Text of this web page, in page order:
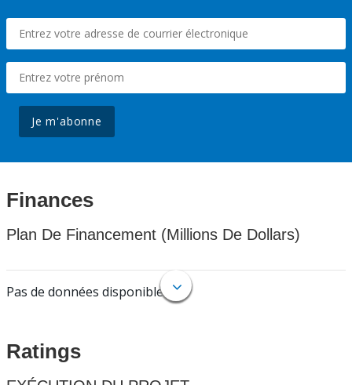
Je m'abonne
Finances
Plan De Financement (Millions De Dollars)
Pas de données disponibles.
Ratings